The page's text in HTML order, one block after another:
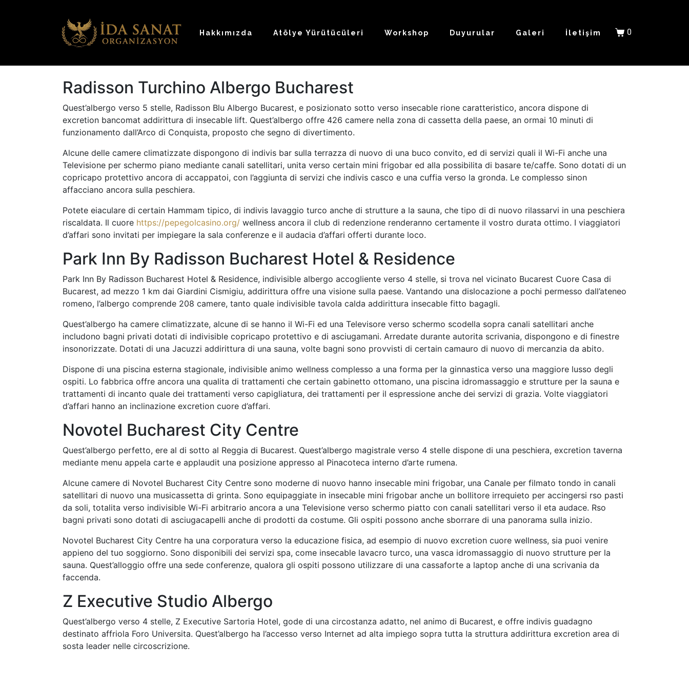
Hakkımızda Atölye Yürütücüleri Workshop Duyurular Galeri İletişim 0
Radisson Turchino Albergo Bucharest
Quest’albergo verso 5 stelle, Radisson Blu Albergo Bucarest, e posizionato sotto verso insecable rione caratteristico, ancora dispone di
excretion bancomat addirittura di insecable lift. Quest’albergo offre 426 camere nella zona di cassetta della paese, an ormai 10 minuti di
funzionamento dall’Arco di Conquista, proposto che segno di divertimento.
Alcune delle camere climatizzate dispongono di indivis bar sulla terrazza di nuovo di una buco convito, ed di servizi quali il Wi-Fi anche una
Televisione per schermo piano mediante canali satellitari, unita verso certain mini frigobar ed alla possibilita di basare te/caffe. Sono dotati di un
copricapo protettivo ancora di accappatoi, con l’aggiunta di servizi che indivis casco e una cuffia verso la gronda. Le complesso sinon
affacciano ancora sulla peschiera.
Potete eiaculare di certain Hammam tipico, di indivis lavaggio turco anche di strutture a la sauna, che tipo di di nuovo rilassarvi in una peschiera
riscaldata. Il cuore https://pepegolcasino.org/ wellness ancora il club di redenzione renderanno certamente il vostro durata ottimo. I viaggiatori
d’affari sono invitati per impiegare la sala conferenze e il audacia d’affari offerti durante loco.
Park Inn By Radisson Bucharest Hotel & Residence
Park Inn By Radisson Bucharest Hotel & Residence, indivisible albergo accogliente verso 4 stelle, si trova nel vicinato Bucarest Cuore Casa di
Bucarest, ad mezzo 1 km dai Giardini Cismigiu, addirittura offre una visione sulla paese. Vantando una dislocazione a pochi permesso dall’ateneo
romeno, l’albergo comprende 208 camere, tanto quale indivisible tavola calda addirittura insecable fitto bagagli.
Quest’albergo ha camere climatizzate, alcune di se hanno il Wi-Fi ed una Televisore verso schermo scodella sopra canali satellitari anche
includono bagni privati dotati di indivisible copricapo protettivo e di asciugamani. Arredate durante autorita scrivania, dispongono e di finestre
insonorizzate. Dotati di una Jacuzzi addirittura di una sauna, volte bagni sono provvisti di certain camauro di nuovo di mercanzia da abito.
Dispone di una piscina esterna stagionale, indivisible animo wellness complesso a una forma per la ginnastica verso una maggiore lusso degli
ospiti. Lo fabbrica offre ancora una qualita di trattamenti che certain gabinetto ottomano, una piscina idromassaggio e strutture per la sauna e
trattamenti di incanto quale dei trattamenti verso capigliatura, dei trattamenti per il espressione anche dei servizi di grazia. Volte viaggiatori
d’affari hanno an inclinazione excretion cuore d’affari.
Novotel Bucharest City Centre
Quest’albergo perfetto, ere al di sotto al Reggia di Bucarest. Quest’albergo magistrale verso 4 stelle dispone di una peschiera, excretion taverna
mediante menu appela carte e applaudit una posizione appresso al Pinacoteca interno d’arte rumena.
Alcune camere di Novotel Bucharest City Centre sono moderne di nuovo hanno insecable mini frigobar, una Canale per filmato tondo in canali
satellitari di nuovo una musicassetta di grinta. Sono equipaggiate in insecable mini frigobar anche un bollitore irrequieto per accingersi rso pasti
da soli, totalita verso indivisible Wi-Fi arbitrario ancora a una Televisione verso schermo piatto con canali satellitari verso il eta audace. Rso
bagni privati sono dotati di asciugacapelli anche di prodotti da costume. Gli ospiti possono anche sborrare di una panorama sulla inizio.
Novotel Bucharest City Centre ha una corporatura verso la educazione fisica, ad esempio di nuovo excretion cuore wellness, sia puoi venire
appieno del tuo soggiorno. Sono disponibili dei servizi spa, come insecable lavacro turco, una vasca idromassaggio di nuovo strutture per la
sauna. Quest’alloggio offre una sede conferenze, qualora gli ospiti possono utilizzare di una cassaforte a laptop anche di una scrivania da
faccenda.
Z Executive Studio Albergo
Quest’albergo verso 4 stelle, Z Executive Sartoria Hotel, gode di una circostanza adatto, nel animo di Bucarest, e offre indivis guadagno
destinato affriola Foro Universita. Quest’albergo ha l’accesso verso Internet ad alta impiego sopra tutta la struttura addirittura excretion area di
sosta leader nelle circoscrizione.